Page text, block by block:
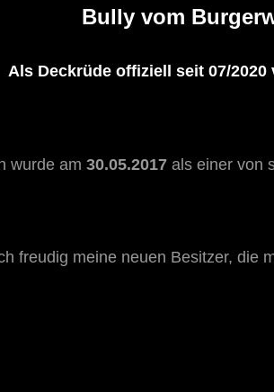
Bully vom
Als Deckrüde offiziell seit 07/2020
wurde am 30.05.2017 als einer von
freudig meine neuen Besitzer, die